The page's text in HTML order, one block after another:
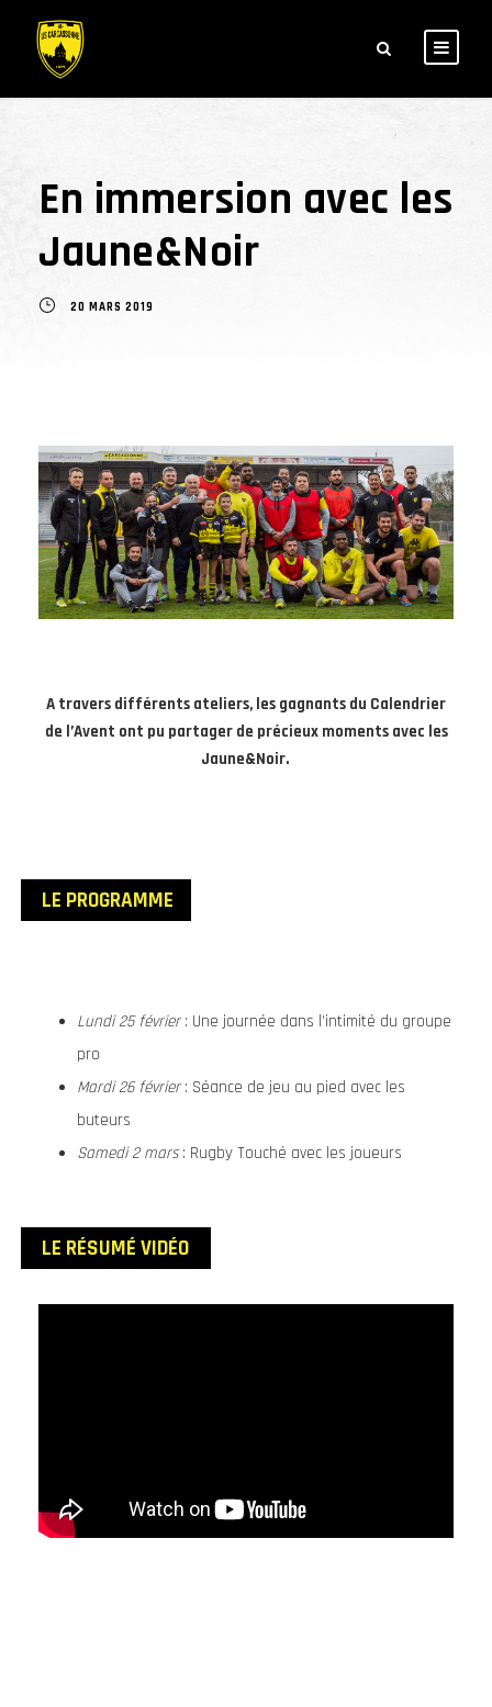
En immersion avec les
Jaune&Noir
20 MARS 2019
A travers différents ateliers, les gagnants du Calendrier
de l’Avent ont pu partager de précieux moments avec les
Jaune&Noir.
LE PROGRAMME
Lundi 25 février: Une journée dans l’intimité du groupe
pro
Mardi 26 février: Séance de jeu au pied avec les
buteurs
Samedi 2 mars: Rugby Touché avec les joueurs
LE RÉSUMÉ VIDÉO